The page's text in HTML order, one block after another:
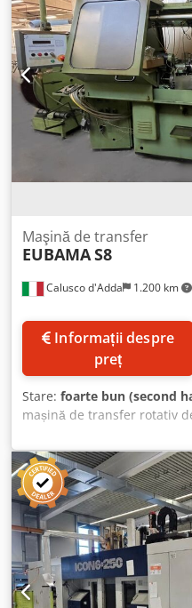
Calusco d'Adda 1.200 km
Maşină de transfer
EUBAMAS8
preț
Stare: foarte bun (second
mașină de transfer rotativ
proiectată special pentru
componente de
de producție reduși,
contribuie la o eficiență
mecanice: până la 15
prelucrare transversală
pe ambele părți.